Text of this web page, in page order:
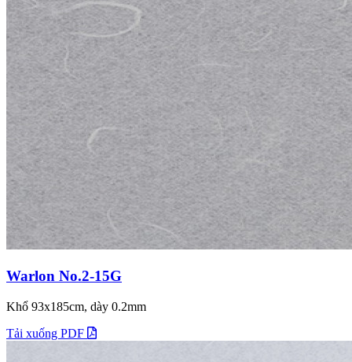
Warlon No.2-15G
Khổ 93x185cm, dày 0.2mm
Tải xuống PDF